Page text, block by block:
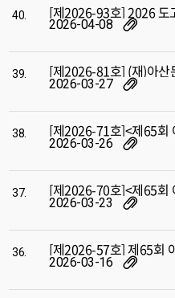
40.
2026-04-08
39.
2026-03-27
38.
2026-03-26
37.
2026-03-23
36.
2026-03-16